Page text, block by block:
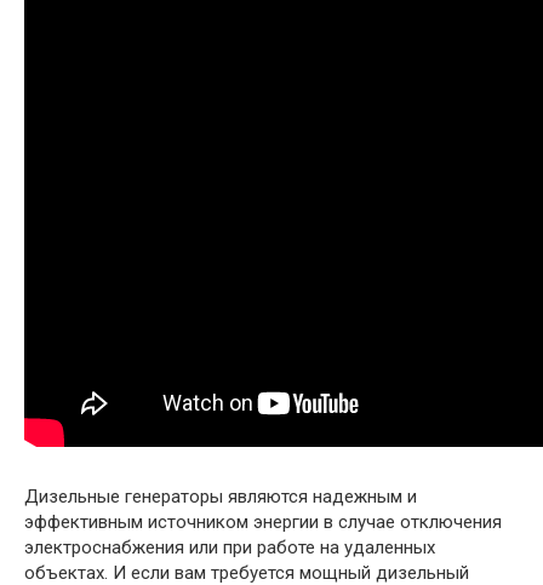
Дизельные генераторы являются надежным и
эффективным источником энергии в случае отключения
электроснабжения или при работе на удаленных
объектах. И если вам требуется мощный дизельный